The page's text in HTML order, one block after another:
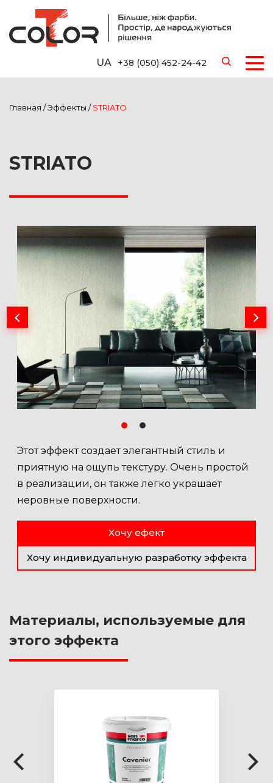
UA +38 (050) 452-24-42
Главная /Эффекты /STRIATO
STRIATO
Этот эффект создает элегантный стиль и
приятную на ощупь текстуру. Очень простой
в реализации, он также легко украшает
неровные поверхности.
Хочу ефект
Хочу индивидуальную разработку эффекта
Материалы, используемые для
этого эффекта